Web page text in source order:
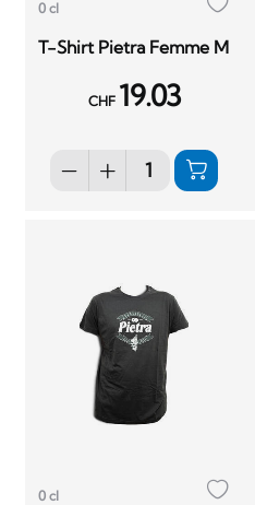
0 cl
T-Shirt Pietra Femme M
CHF 19.03
0 cl